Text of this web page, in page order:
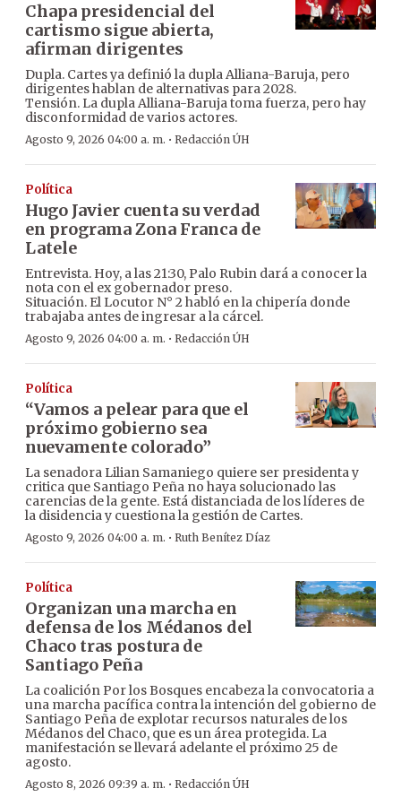
Chapa presidencial del
cartismo sigue abierta,
afirman dirigentes
Dupla. Cartes ya definió la dupla Alliana-Baruja, pero
dirigentes hablan de alternativas para 2028.
Tensión. La dupla Alliana-Baruja toma fuerza, pero hay
disconformidad de varios actores.
Agosto 9, 2026 04:00 a. m. · Redacción ÚH
Política
Hugo Javier cuenta su verdad
en programa Zona Franca de
Latele
Entrevista. Hoy, a las 21:30, Palo Rubin dará a conocer la
nota con el ex gobernador preso.
Situación. El Locutor N° 2 habló en la chipería donde
trabajaba antes de ingresar a la cárcel.
Agosto 9, 2026 04:00 a. m. · Redacción ÚH
Política
“Vamos a pelear para que el
próximo gobierno sea
nuevamente colorado”
La senadora Lilian Samaniego quiere ser presidenta y
critica que Santiago Peña no haya solucionado las
carencias de la gente. Está distanciada de los líderes de
la disidencia y cuestiona la gestión de Cartes.
Agosto 9, 2026 04:00 a. m. · Ruth Benítez Díaz
Política
Organizan una marcha en
defensa de los Médanos del
Chaco tras postura de
Santiago Peña
La coalición Por los Bosques encabeza la convocatoria a
una marcha pacífica contra la intención del gobierno de
Santiago Peña de explotar recursos naturales de los
Médanos del Chaco, que es un área protegida. La
manifestación se llevará adelante el próximo 25 de
agosto.
Agosto 8, 2026 09:39 a. m. · Redacción ÚH